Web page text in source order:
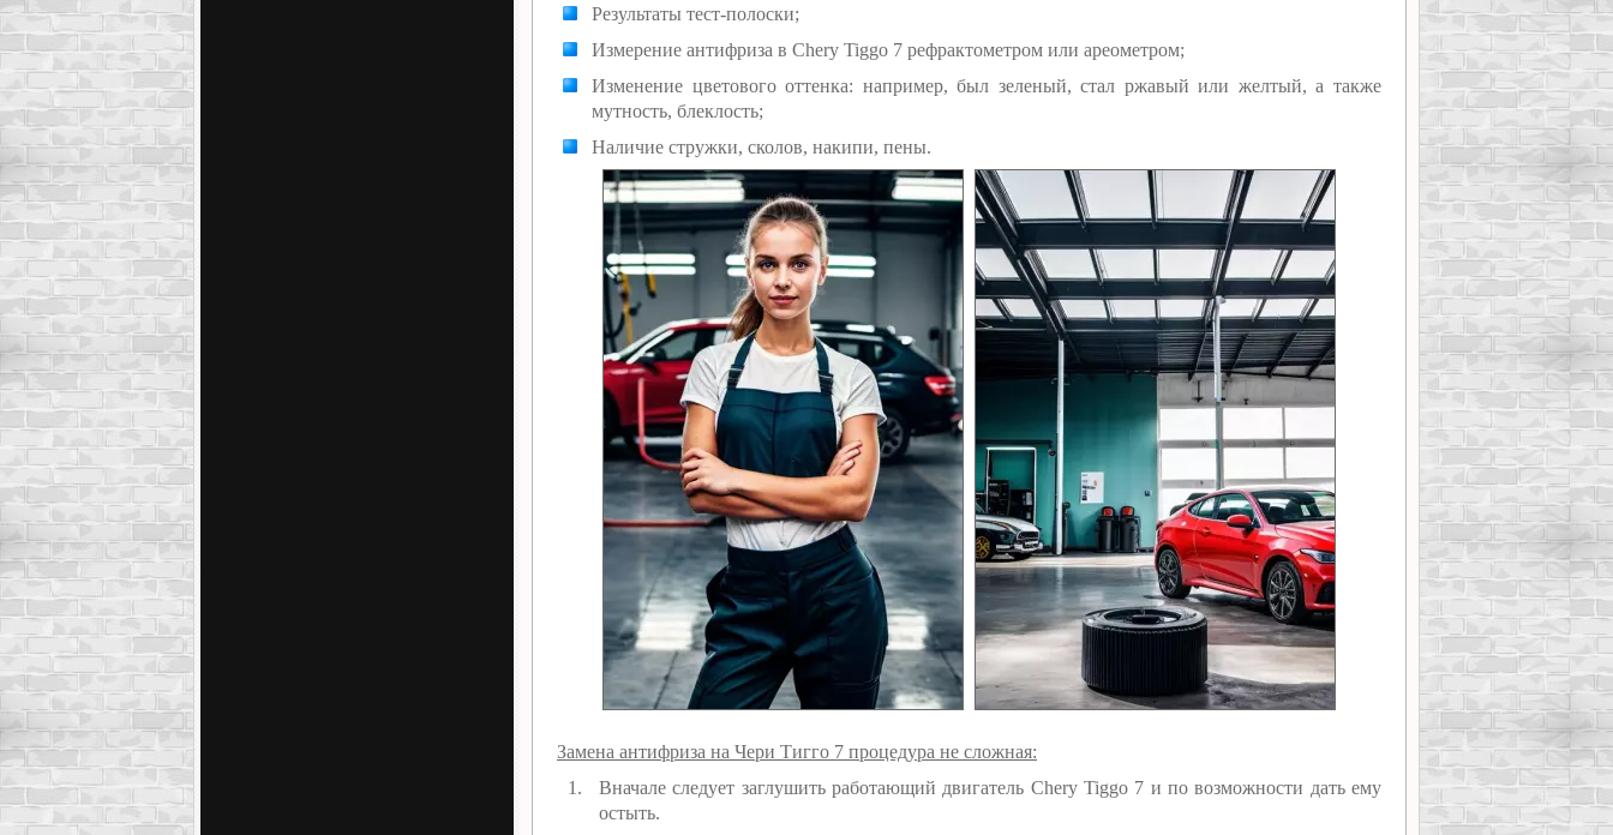
Результаты тест-полоски;
Измерение антифриза в Chery Tiggo 7 рефрактометром или ареометром;
Изменение цветового оттенка: например, был зеленый, стал ржавый или желтый, а также
мутность, блеклость;
Наличие стружки, сколов, накипи, пены.
Замена антифриза на Чери Тигго 7 процедура не сложная:
Вначале следует заглушить работающий двигатель Chery Tiggo 7 и по возможности дать ему
остыть.